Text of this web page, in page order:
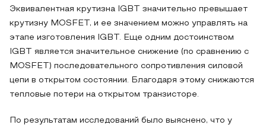
Эквивалентная крутизна IGBT значительно превышает
крутизну MOSFET, и ее значением можно управлять на
этапе изготовления IGBT. Еще одним достоинством
IGBT является значительное снижение (по сравнению с
MOSFET) последовательного сопротивления силовой
цепи в открытом состоянии. Благодаря этому снижаются
тепловые потери на открытом транзисторе.
По результатам исследований было выяснено, что у